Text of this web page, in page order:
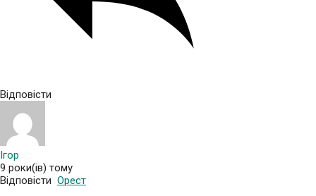
Відповісти
Ігор
9 роки(ів) тому
Відповісти Орест